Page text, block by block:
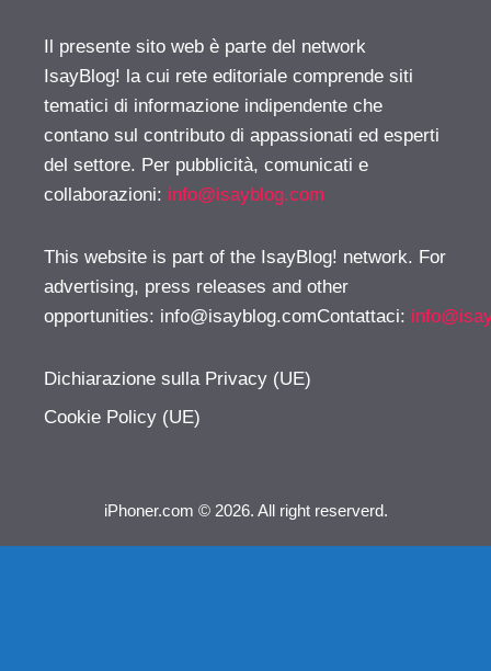
Il presente sito web è parte del network
IsayBlog! la cui rete editoriale comprende siti
tematici di informazione indipendente che
contano sul contributo di appassionati ed esperti
del settore. Per pubblicità, comunicati e
collaborazioni: info@isayblog.com
This website is part of the IsayBlog! network. For
advertising, press releases and other
opportunities: info@isayblog.comContattaci:
Dichiarazione sulla Privacy (UE)
Cookie Policy (UE)
iPhoner.com © 2026. All right reserverd.